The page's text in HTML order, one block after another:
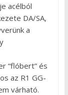
acélból
DA/SA,
a
“flóbert” és
az R1 GG-
várható.